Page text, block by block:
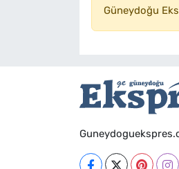
Güneydoğu